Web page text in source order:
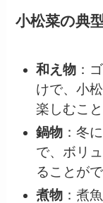
小松菜の典
和え物：
けで、小
楽しむこ
鍋物：冬
で、ボリ
ることがで
煮物：煮